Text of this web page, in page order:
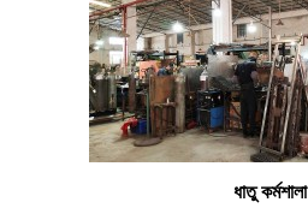
ধাতু কর্মশালা